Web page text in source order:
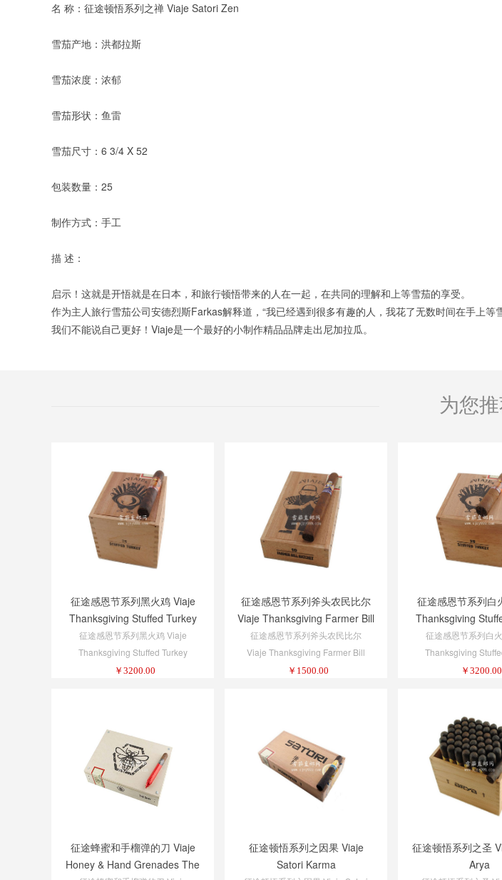
名 称：征途顿悟系列之禅 Viaje Satori Zen
雪茄产地：洪都拉斯
雪茄浓度：浓郁
雪茄形状：鱼雷
雪茄尺寸：6 3/4 X 52
包装数量：25
制作方式：手工
描 述：
启示！这就是开悟就是在日本，和旅行顿悟带来的人在一起，在共同的理解和上等雪茄的享受。
作为主人旅行雪茄公司安德烈斯Farkas解释道，“我已经遇到很多有趣的人，我花了无数时间在手上
我们不能说自己更好！Viaje是一个最好的小制作精品品牌走出尼加拉瓜。
为您
征途感恩节系列黑火鸡 Viaje
Thanksgiving Stuffed Turkey
Dark Meat
征途感恩节系列黑火鸡 Viaje
Thanksgiving Stuffed Turkey
Dark Meat
￥ 3200.00
征途感恩节系列斧头农民比尔
Viaje Thanksgiving Farmer Bill
Hatchet Hatchet Handle (BP)
征途感恩节系列斧头农民比尔
Viaje Thanksgiving Farmer Bill
Hatchet Hatchet Handle (BP)
￥ 1500.00
征途感恩节系列白
Thanksgiving
White
征途感恩节系列白
Thanksgiving
White Meat
￥ 3200.00
征途蜂蜜和手榴弹的刀 Viaje
Honey & Hand Grenades The
征途顿悟系列之因果 Viaje
Satori Karma
征途顿悟系列之圣
Arya